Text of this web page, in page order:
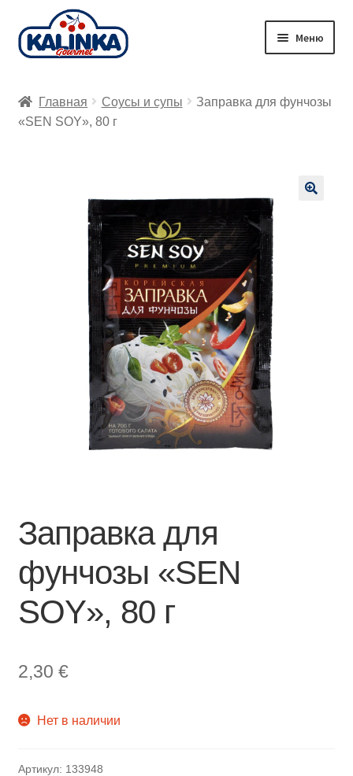
Перейти
к
Перейти
к
Меню
Заказ онлайн
Главная Соусы и супы
Заправка для фунчозы
«SEN SOY», 80 г
Заправка для
фунчозы «SEN
SOY», 80 г
2,30 €
Нет в наличии
Артикул: 133948